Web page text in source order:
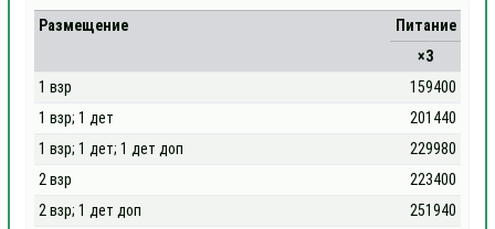
Размещение
Питание
×3
1 взр
159400
1 взр; 1 дет
201440
1 взр; 1 дет; 1 дет доп
229980
2 взр
223400
2 взр; 1 дет доп
251940